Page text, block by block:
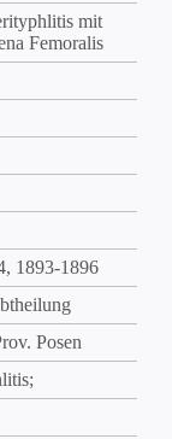
mit
Femoralis
1893-1896
Posen